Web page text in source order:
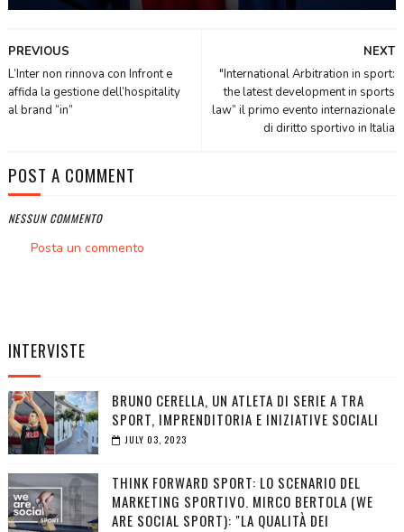
NEXT
"International Arbitration in sport:
the latest development in sports
law” il primo evento internazionale
di diritto sportivo in Italia
PREVIOUS
L’Inter non rinnova con Infront e
affida la gestione dell’hospitality
al brand “in”
POST A COMMENT
NESSUN COMMENTO
Posta un commento
INTERVISTE
BRUNO CERELLA, UN ATLETA DI SERIE A TRA
SPORT, IMPRENDITORIA E INIZIATIVE SOCIALI
JULY 03, 2023
THINK FORWARD SPORT: LO SCENARIO DEL
MARKETING SPORTIVO. MIRCO BERTOLA (WE
ARE SOCIAL SPORT): "LA QUALITÀ DEI